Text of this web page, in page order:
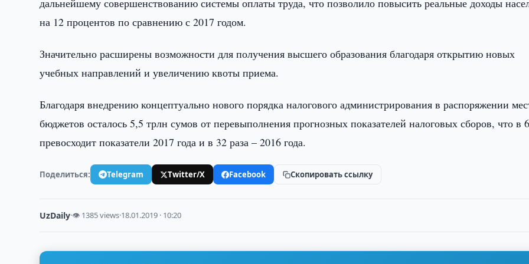
дальнейшему совершенствованию системы оплаты труда, что позволило повысить реальные доходы
на 12 процентов по сравнению с 2017 годом.
Значительно расширены возможности для получения высшего образования благодаря открытию новых
учебных направлений и увеличению квоты приема.
Благодаря внедрению концептуально нового порядка налогового администрирования в распоряжении
бюджетов осталось 5,5 трлн сумов от перевыполнения прогнозных показателей налоговых сборов, что в
превосходит показатели 2017 года и в 32 раза – 2016 года.
Поделиться: Telegram Twitter/X Facebook Скопировать ссылку
UzDaily·👁 1385 views·18.01.2019 · 10:20